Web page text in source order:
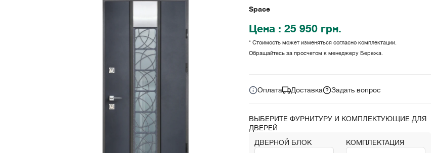
Space
Цена : 25 950 грн.
* Стоимость может изменяться согласно комплектации.
Обращайтесь за просчетом к менеджеру Бережа.
Оплата Доставка Задать вопрос
ВЫБЕРИТЕ ФУРНИТУРУ И КОМПЛЕКТУЮЩИЕ ДЛЯ
ДВЕРЕЙ
ДВЕРНОЙ БЛОК
КОМПЛЕКТАЦИЯ